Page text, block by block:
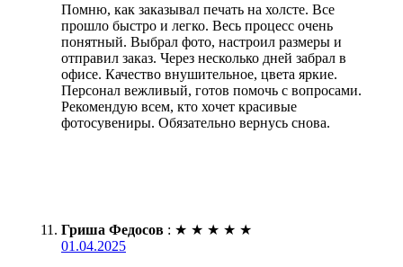
Помню, как заказывал печать на холсте. Все
прошло быстро и легко. Весь процесс очень
понятный. Выбрал фото, настроил размеры и
отправил заказ. Через несколько дней забрал в
офисе. Качество внушительное, цвета яркие.
Персонал вежливый, готов помочь с вопросами.
Рекомендую всем, кто хочет красивые
фотосувениры. Обязательно вернусь снова.
Гриша Федосов : ★ ★ ★ ★ ★
01.04.2025